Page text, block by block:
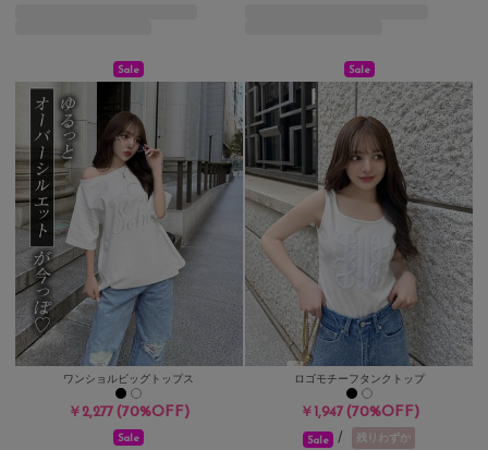
Sale
ワンショルビッグトップス
￥2,277(70%OFF)
Sale
ロゴモチーフタンクトップ
￥1,947(70%OFF)
Sale Sale / 残りわずか